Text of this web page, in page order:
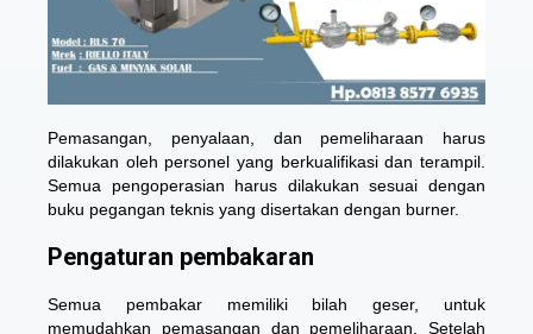
Pemasangan, penyalaan, dan pemeliharaan harus
dilakukan oleh personel yang berkualifikasi dan terampil.
Semua pengoperasian harus dilakukan sesuai dengan
buku pegangan teknis yang disertakan dengan burner.
Pengaturan pembakaran
Semua pembakar memiliki bilah geser, untuk
memudahkan pemasangan dan pemeliharaan. Setelah